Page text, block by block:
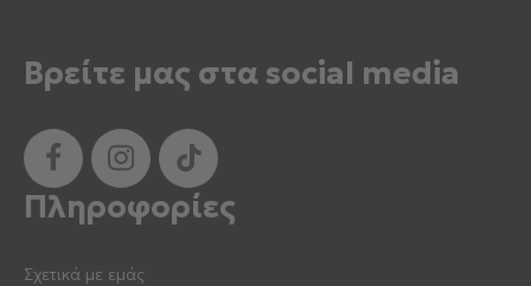
Βρείτε μας στα social media
Πληροφορίες
Σχετικά με εμάς